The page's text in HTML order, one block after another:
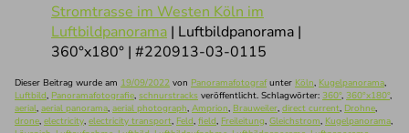
Stromtrasse im Westen Köln im
Luftbildpanorama | Luftbildpanorama |
360°x180° | #220913-03-0115
Dieser Beitrag wurde am 19/09/2022 von Panoramafotografunter Köln, Kugelpanorama,
Luftbild, Panoramafotografie, schnurstracks veröffentlicht. Schlagwörter: 360°, 360°x180°,
aerial, aerial panorama, aerial photograph, Amprion, Brauweiler, direct current, Drohne,
drone, electricity, electricity transport, Feld, field, Freileitung, Gleichstrom, Kugelpanorama,